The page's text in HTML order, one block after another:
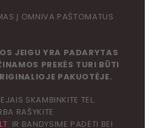
Į OMNIVA PAŠTOMATUS
JEIGU YRA PADARYTAS
PREKĖS TURI BŪTI
PAKUOTĖJE.
SKAMBINKITE TEL.
RAŠYKITE
IR BANDYSIME PADĖTI BEI